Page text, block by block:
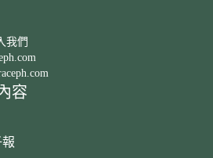
我們
容